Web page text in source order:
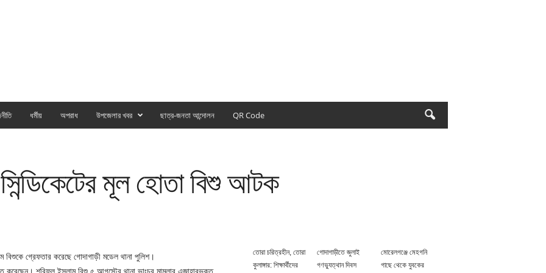
ধর্মীয় অপরাধ উপজেলার খবর ছাত্র-জনতা আন্দোলন QR Code
মূল হোতা বিশু আটক
গ্রেফতার করেছে গোদাগাড়ী মডেল থানা পুলিশ।
তোরা চরিত্রহীন, তোরা
কুলাঙ্গার: শিক্ষার্থীদের
গোদাগাড়ীতে জুলাই
গণভ্যুত্থান দিবস
মোরেলগঞ্জে মেহগনি
গাছে থেকে যুবকের